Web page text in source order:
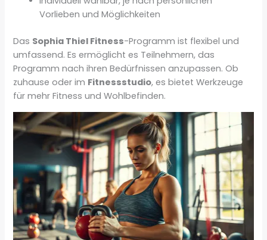
Vorlieben und Möglichkeiten
Das Sophia Thiel Fitness-Programm ist flexibel und
umfassend. Es ermöglicht es Teilnehmern, das
Programm nach ihren Bedürfnissen anzupassen. Ob
zuhause oder im Fitnessstudio, es bietet Werkzeuge
für mehr Fitness und Wohlbefinden.